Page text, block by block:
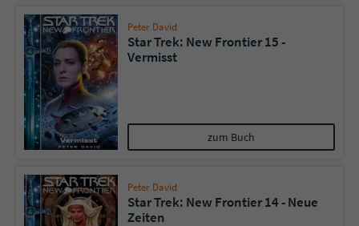
Peter David
Star Trek: New Frontier 15 -
Vermisst
zum Buch
Peter David
Star Trek: New Frontier 14 - Neue
Zeiten